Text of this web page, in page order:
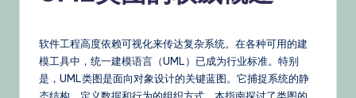
中
文
软件工程高度依赖可视化来传达复杂系统。在各种可用的建
模工具中，统一建模语言（UML）已成为行业标准。特别
是，UML类图是面向对象设计的关键蓝图。它捕捉系统的静
态结构，定义数据和行为的组织方式。本指南探讨了类图的